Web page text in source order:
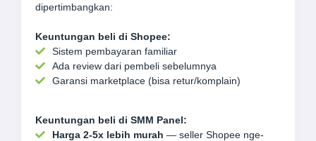
dipertimbangkan:
Keuntungan beli di Shopee:
Sistem pembayaran familiar
Ada review dari pembeli sebelumnya
Garansi marketplace (bisa retur/komplain)
Keuntungan beli di SMM Panel:
Harga 2-5x lebih murah — seller Shopee nge-